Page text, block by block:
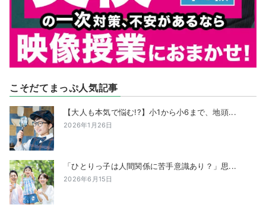
こそだてまっぷ人気記事
【大人も本気で悩む!?】小1から小6まで、地頭...
2026年1月26日
「ひとりっ子は人間関係に苦手意識あり？」思...
2026年6月15日